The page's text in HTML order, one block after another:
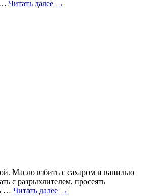
… Читать далее →
Масло взбить с сахаром и ванилью
с разрыхлителем, просеять
… Читать далее →